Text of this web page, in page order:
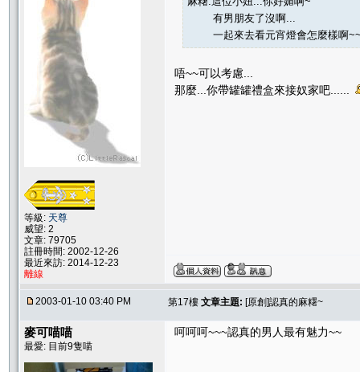
等級: 天尊
威望: 2
文章: 79705
註冊時間: 2002-12-26
最近來訪: 2014-12-23
離線
有男朋友了沒啊...
一起來去看元宵燈會怎麼樣啊
唔~~可以考慮...
那麼...你帶罐罐禮盒來接奴家吧......
2003-01-10 03:40 PM 第17樓 文章主題: [原創]認真的麻糬~
麥可喵喵
最愛: 目前9隻喵
呵呵呵~~~認真的男人最有魅力~~